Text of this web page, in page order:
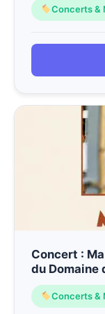
Concerts &
Concert :
du Domaine
Concerts &